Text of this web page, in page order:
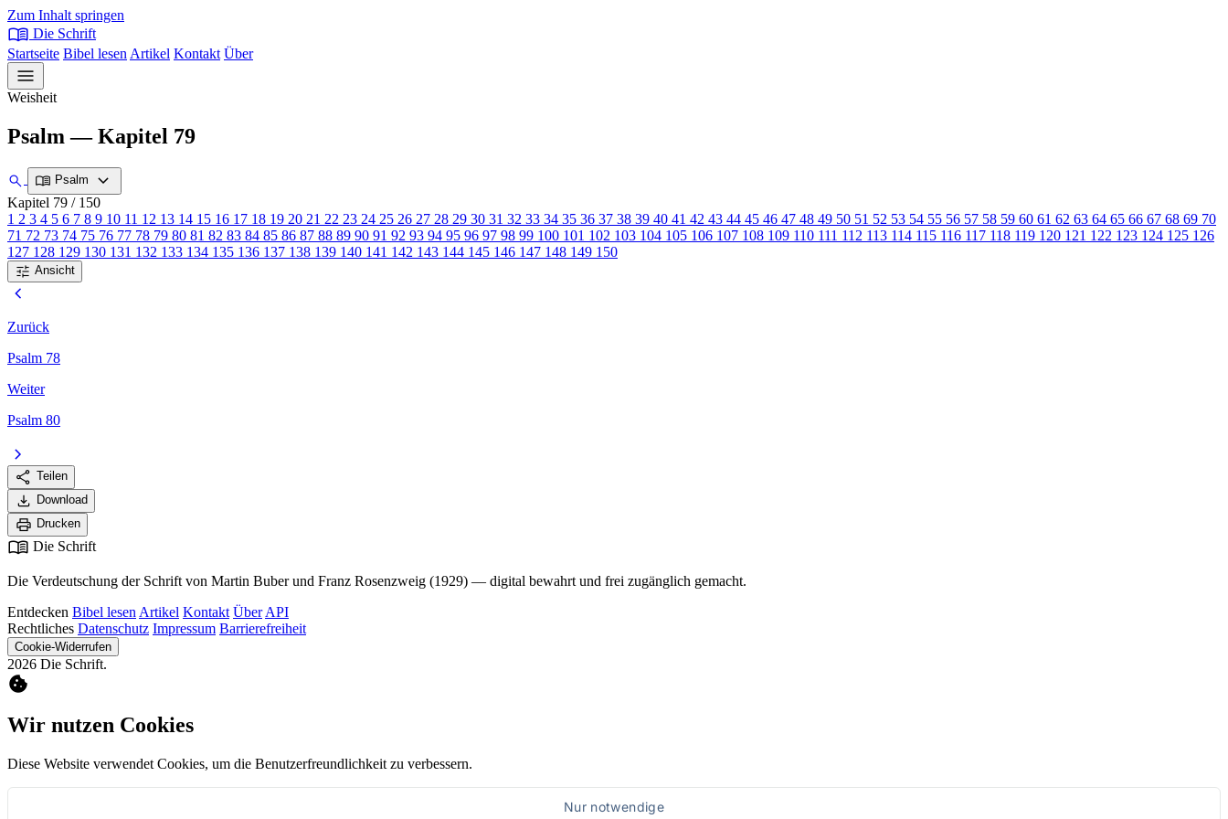
Zum Inhalt springen
menu_book Die Schrift
Startseite Bibel lesen Artikel Kontakt Über
menu
Weisheit
Psalm — Kapitel 79
search menu_book Psalm expand_more
Kapitel 79 / 150
1 2 3 4 5 6 7 8 9 10 11 12 13 14 15 16 17 18 19 20 21 22 23 24 25 26 27 28 29 30 31 32 33 34 35 36 37 38 39 40 41 42 43 44 45 46 47 48 49 50 51 52 53 54 55 56 57 58 59 60 61 62 63 64 65 66 67 68 69 70
71 72 73 74 75 76 77 78 79 80 81 82 83 84 85 86 87 88 89 90 91 92 93 94 95 96 97 98 99 100 101 102 103 104 105 106 107 108 109 110 111 112 113 114 115 116 117 118 119 120 121 122 123 124 125 126
127 128 129 130 131 132 133 134 135 136 137 138 139 140 141 142 143 144 145 146 147 148 149 150
tune Ansicht
chevron_left
Zurück
Psalm 78
Weiter
Psalm 80
chevron_right
share Teilen
download Download
print Drucken
menu_book Die Schrift
Die Verdeutschung der Schrift von Martin Buber und Franz Rosenzweig (1929) — digital bewahrt und frei zugänglich gemacht.
Entdecken Bibel lesen Artikel Kontakt Über API
Rechtliches Datenschutz Impressum Barrierefreiheit
Cookie-Widerrufen
2026 Die Schrift.
cookie
Wir nutzen Cookies
Diese Website verwendet Cookies, um die Benutzerfreundlichkeit zu verbessern.
Nur notwendige